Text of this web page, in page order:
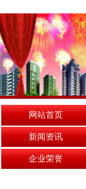
网站首页
新闻资讯
企业荣誉